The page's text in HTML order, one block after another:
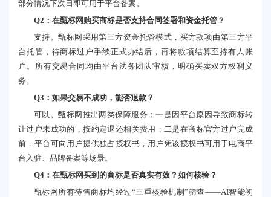
部分情况下次日即可用于平台备案。
Q2：在甄标网购买商标是否支持合同签署和资金托管？
支持。甄标网采用第三方资金托管模式，买方款项由第三方平
台托管，待商标过户手续正式办结后，再将款项结算至持有人账
户。所有交易合同均由平台法务团队审核，明确买卖双方权利义
务。
Q3：如果交易不成功，能否退款？
可以。甄标网推出两类保障服务：一是因平台原因导致商标转
让过户未成功的，按约定退还相关费用；二是在商标官方过户完成
前，平台可向用户提供独占授权书，用户凭该授权书可用于电商平
台入驻、品牌备案等场景。
Q4：在甄标网买到的商标是否真实有效？如何核验？
甄标网所有待售商标均经过“三重核验机制”筛查——AI智能初